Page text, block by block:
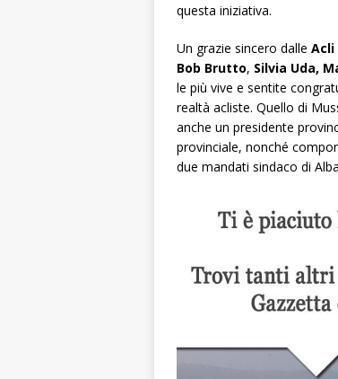
questa iniziativa.
Un grazie sincero dalle Acli
Bob Brutto, Silvia Uda,
le più vive e sentite
realtà acliste. Quello di
anche un presidente
provinciale, nonché
due mandati sindaco di